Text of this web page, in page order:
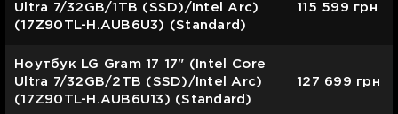
Ultra 7/32GB/1TB (SSD)/Intel Arc)
(17Z90TL-H.AUB6U3) (Standard)
115 599 грн
Ноутбук LG Gram 17 17" (Intel Core
Ultra 7/32GB/2TB (SSD)/Intel Arc)
(17Z90TL-H.AUB6U13) (Standard)
127 699 грн